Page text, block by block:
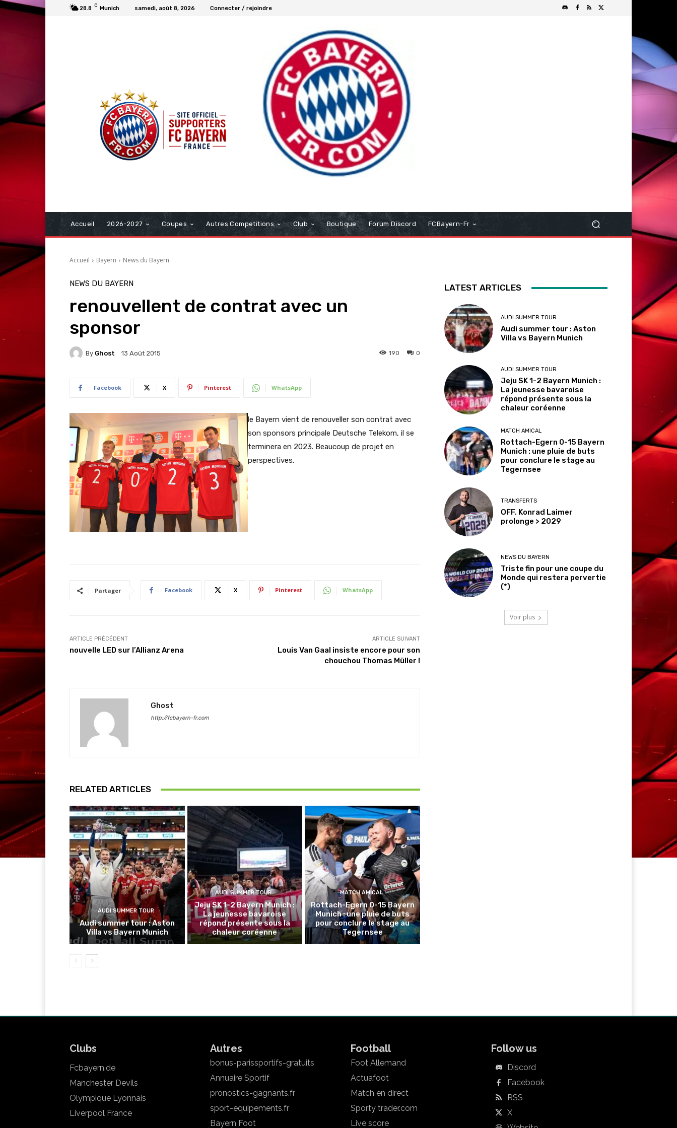
28.8 C Munich samedi, août 8, 2026 Connecter / rejoindre
Accueil 2026-2027 Coupes Autres Competitions Club Boutique Forum Discord FCBayern-Fr
Accueil Bayern News du Bayern
NEWS DU BAYERN
renouvellent de contrat avec un
sponsor
By Ghost 13 Août 2015 0
190
Facebook X Pinterest WhatsApp
le Bayern vient de renouveller son contrat avec
son sponsors principale Deutsche Telekom, il se
terminera en 2023. Beaucoup de projet en
perspectives.
Partager Facebook X Pinterest WhatsApp
ARTICLE PRÉCÉDENT
nouvelle LED sur l’Allianz Arena
ARTICLE SUIVANT
Louis Van Gaal insiste encore pour son
chouchou Thomas Müller !
Ghost
http://fcbayern-fr.com
RELATED ARTICLES
AUDI SUMMER TOUR
Audi summer tour : Aston
Villa vs Bayern Munich
AUDI SUMMER TOUR
Jeju SK 1-2 Bayern Munich :
La jeunesse bavaroise
répond présente sous la
chaleur coréenne
MATCH AMICAL
Rottach-Egern 0-15 Bayern
Munich : une pluie de buts
pour conclure le stage au
Tegernsee
LATEST ARTICLES
AUDI SUMMER TOUR
Audi summer tour : Aston
Villa vs Bayern Munich
AUDI SUMMER TOUR
Jeju SK 1-2 Bayern Munich :
La jeunesse bavaroise
répond présente sous la
chaleur coréenne
MATCH AMICAL
Rottach-Egern 0-15 Bayern
Munich : une pluie de buts
pour conclure le stage au
Tegernsee
TRANSFERTS
OFF. Konrad Laimer
prolonge > 2029
NEWS DU BAYERN
Triste fin pour une coupe du
Monde qui restera pervertie
(*)
Voir plus
Clubs
Fcbayern.de
Manchester Devils
Olympique Lyonnais
Liverpool France
Autres
bonus-parissportifs-gratuits
Annuaire Sportif
pronostics-gagnants.fr
sport-equipements.fr
Bayern Foot
Football
Foot Allemand
Actuafoot
Match en direct
Sporty trader.com
Live score
Follow us
Discord
Facebook
RSS
X